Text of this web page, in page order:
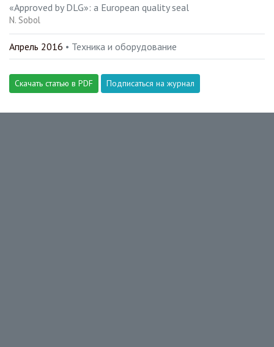
«Approved by DLG»: a European quality seal
N. Sobol
Апрель 2016 • Техника и оборудование
Скачать статью в PDF Подписаться на журнал